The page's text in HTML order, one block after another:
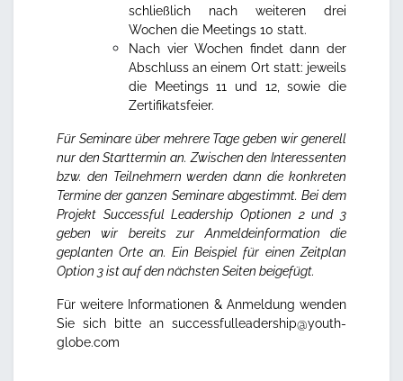
schließlich nach weiteren drei
Wochen die Meetings 10 statt.
Nach vier Wochen findet dann der
Abschluss an einem Ort statt: jeweils
die Meetings 11 und 12, sowie die
Zertifikatsfeier.
Für Seminare über mehrere Tage geben wir generell
nur den Starttermin an. Zwischen den Interessenten
bzw. den Teilnehmern werden dann die konkreten
Termine der ganzen Seminare abgestimmt. Bei dem
Projekt Successful Leadership Optionen 2 und 3
geben wir bereits zur Anmeldeinformation die
geplanten Orte an. Ein Beispiel für einen Zeitplan
Option 3 ist auf den nächsten Seiten beigefügt.
Für weitere Informationen & Anmeldung wenden
Sie sich bitte an successfulleadership@youth-
globe.com